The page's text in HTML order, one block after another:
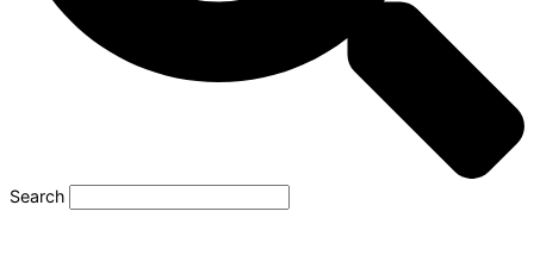
Search